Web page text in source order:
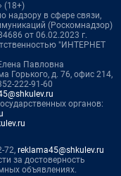
(18+)
надзору в сфере связи,
(Роскомнадзор)
от 06.02.2023 г.
"ИНТЕРНЕТ
Павловна
Горького, д. 76, офис 214,
222-91-60
органов:
72, reklama45@shkulev.ru
за достоверность
объявлениях.